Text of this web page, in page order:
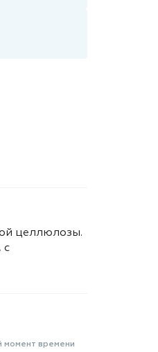
целлюлозы.
с
момент времени